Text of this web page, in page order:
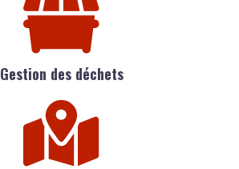
Gestion des déchets